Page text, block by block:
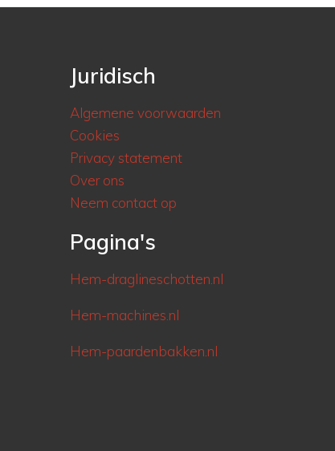
Juridisch
Algemene voorwaarden
Cookies
Privacy statement
Over ons
Neem contact op
Pagina's
Hem-draglineschotten.nl
Hem-machines.nl
Hem-paardenbakken.nl